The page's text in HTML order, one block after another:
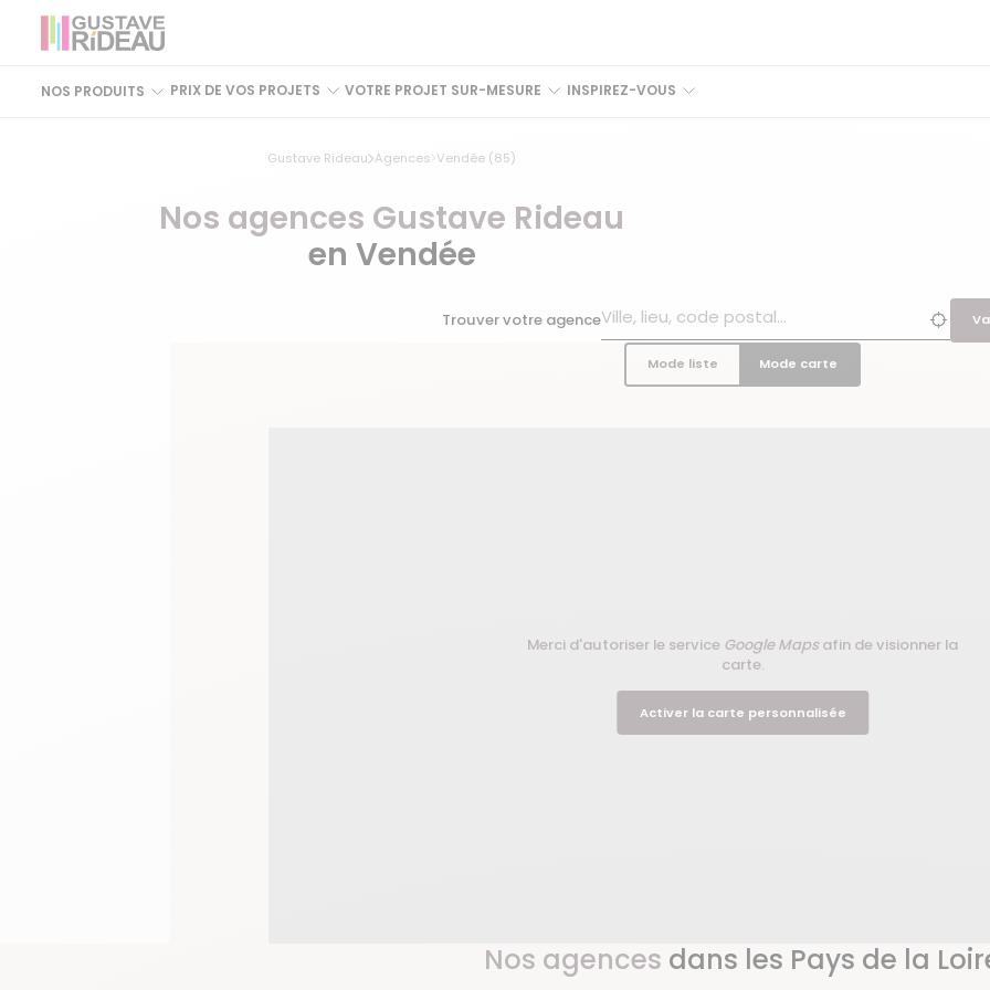
NOS PRODUITS PRIX DE VOS PROJETS VOTRE PROJET SUR-MESURE INSPIREZ-VOUS
Gustave Rideau Agences Vendée (85)
Nos agences Gustave Rideau
en Vendée
Trouver votre agence
Mode liste Mode carte
Merci d'autoriser le service Google Mapsafin de visionner la
carte.
Activer la carte personnalisée
Nos agences dans les Pays de la